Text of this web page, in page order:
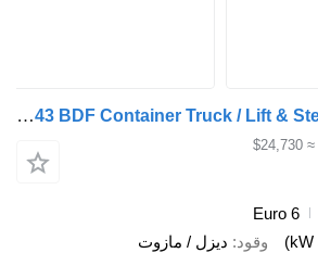
Mercedes-Benz Actros 2543 BDF Container Truck / Lift & Steering Axle / Euro 6
ديزل / مازوت